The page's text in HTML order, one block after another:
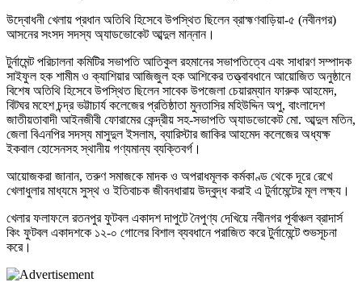
উদ্বোধনী খেলায় প্রধান অতিথি হিসেবে উপস্থিত ছিলেন ব্রাহ্মণবাড়িয়া-৫ (নবীনগর)
আসনের সংসদ সদস্য অ্যাডভোকেট আব্দুল মান্নান।
টুর্নামেন্ট পরিচালনা কমিটির সভাপতি আতিকুল রহমানের সভাপতিত্বে এবং সাধারণ সম্পাদক
সাইফুল হক শামীম ও ক্যাশিয়ার আজিজুল হক আশিকের তত্ত্বাবধানে আয়োজিত অনুষ্ঠানে
বিশেষ অতিথি হিসেবে উপস্থিত ছিলেন সাবেক উপজেলা চেয়ারম্যান ফারুক আহমেদ,
বিটঘর মহেশ চন্দ্র ভট্টাচার্য কলেজের প্রতিষ্ঠাতা মুনতাসির মহিউদ্দিন অপু, বাংলাদেশ
জাতীয়তাবাদী আইনজীবী ফোরামের কেন্দ্রীয় সহ-সভাপতি অ্যাডভোকেট মো. আব্দুল মতিন,
জেলা বিএনপির সদস্য মাসুদুল ইসলাম, ব্যারিস্টার জাকির আহমেদ কলেজের অধ্যক্ষ
ইকবাল হোসেনসহ স্থানীয় গণ্যমান্য ব্যক্তিবর্গ।
আয়োজকরা জানান, তরুণ সমাজকে মাদক ও অপরাধমূলক কর্মকাণ্ড থেকে দূরে রেখে
খেলাধুলার মাধ্যমে সুস্থ ও ইতিবাচক জীবনধারায় উদ্বুদ্ধ করাই এ টুর্নামেন্টের মূল লক্ষ্য।
খেলার ফলাফলে রতনপুর ফুটবল একাদশ দাপুটে নৈপুণ্য দেখিয়ে নবীনগর পূর্বাঞ্চল ব্রাদার্স
কিং ফুটবল একাদশকে ১২-০ গোলের বিশাল ব্যবধানে পরাজিত করে টুর্নামেন্টে শুভসূচনা
করে।